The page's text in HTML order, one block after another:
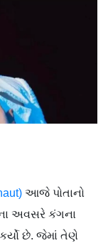
આજે પોતાનો
અવસરે કંગના
છે. જેમાં તેણે